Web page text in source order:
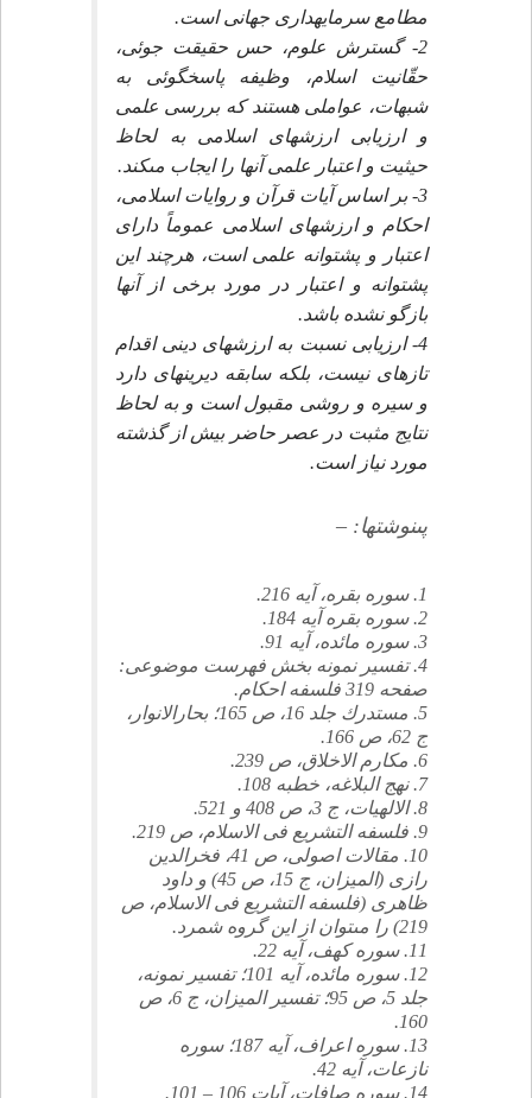
مطامع سرمايه‏دارى جهانى است.
2- گسترش علوم، حس حقيقت جوئى،
حقّانيت اسلام، وظيفه پاسخگوئى به
شبهات، عواملى هستند كه بررسى علمى
و ارزيابى ارزشهاى اسلامى به لحاظ
حيثيت و اعتبار علمى آنها را ايجاب مى‏كند.
3- بر اساس آيات قرآن و روايات اسلامى،
احكام و ارزشهاى اسلامى عموماً داراى
اعتبار و پشتوانه علمى است، هرچند اين
پشتوانه و اعتبار در مورد برخى از آنها
بازگو نشده باشد.
4- ارزيابى نسبت به ارزشهاى دينى اقدام
تازه‏اى نيست، بلكه سابقه ديرينه‏اى دارد
و سيره و روشى مقبول است و به لحاظ
نتايج مثبت در عصر حاضر بيش از گذشته
مورد نياز است.
پى‏نوشت‏ها: –
1. سوره بقره، آيه 216.
2. سوره بقره آيه 184.
3. سوره مائده، آيه 91.
4. تفسير نمونه بخش فهرست موضوعى:
صفحه 319 فلسفه احكام.
5. مستدرك جلد 16، ص 165؛ بحارالانوار،
ج 62، ص 166.
6. مكارم الاخلاق، ص 239.
7. نهج البلاغه، خطبه 108.
8. الالهيات، ج 3، ص 408 و 521.
9. فلسفه التشريع فى الاسلام، ص 219.
10. مقالات اصولى، ص 41، فخرالدين
رازى (الميزان، ج 15، ص 45) و داود
ظاهرى (فلسفه التشريع فى الاسلام، ص
219) را مى‏توان از اين گروه شمرد.
11. سوره كهف، آيه 22.
12. سوره مائده، آيه 101؛ تفسير نمونه،
جلد 5، ص 95؛ تفسير الميزان، ج 6، ص
160.
13. سوره اعراف، آيه 187؛ سوره
نازعات، آيه 42.
14. سوره صافات، آيات 106 – 101.